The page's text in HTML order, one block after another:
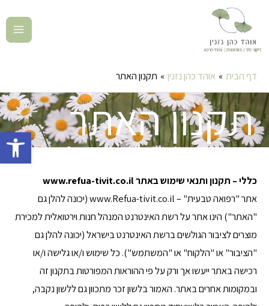
פתח
דף הבית אוהד כהן נזנין תקנון האתר
תקנון האתר
כללי – תקנון ותנאי שימוש באתר www.refua-tivit.co.il
אתר "רפואה טבעית" – www.Refua-tivit.co.il (יכונה להלן גם
"האתר") הינו אתר על רשת האינטרנט המנהל חנות וירטואלית למכירת
מוצרים לציבור הגולשים ברשת האינטרנט בישראל (יכונה להלן גם
"הציבור" או "הלקוח" או "המשתמש"). כל שימוש ו/או גלישה ו/או
רכישה באתר ייעשו אך ורק על פי ההוראות המפורטות בתקנון זה
ובמקומות אחרים באתר. האמור בלשון זכר מתכוון גם ללשון נקבה,